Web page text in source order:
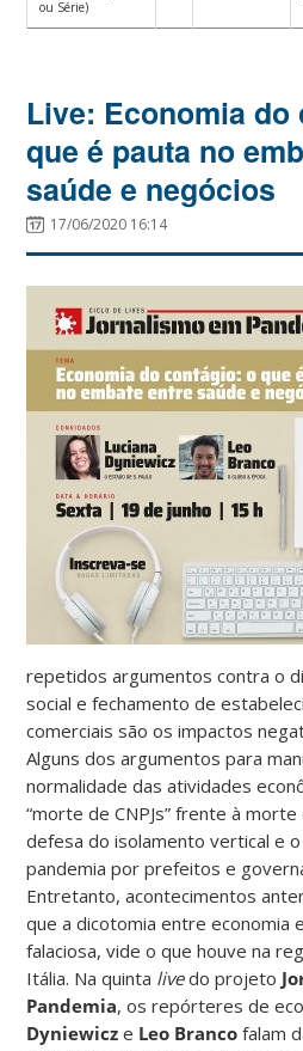
ou Série)
Live: Economia
que é pauta no
saúde e negócios
17/06/2020 16:14
repetidos argumentos contra o
social e fechamento de
comerciais são os impactos
Alguns dos argumentos para
normalidade das atividades
“morte de CNPJs” frente à
defesa do isolamento vertical e
pandemia por prefeitos e
Entretanto, acontecimentos
que a dicotomia entre economia
falaciosa, vide o que houve na
Itália. Na quinta livedo projeto
Pandemia, os repórteres de
Dyniewicz e Leo Branco falam